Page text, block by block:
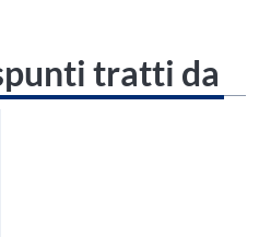
tratti da